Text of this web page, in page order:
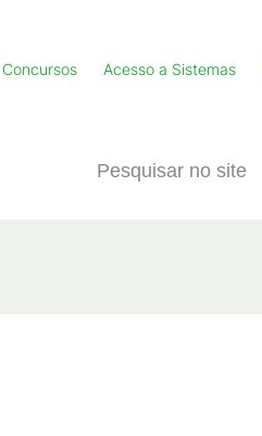
Concursos Acesso a Sistemas